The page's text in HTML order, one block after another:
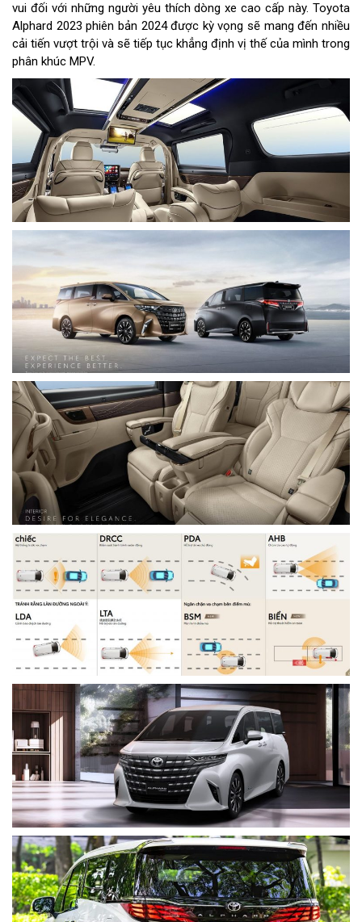
vui đối với những người yêu thích dòng xe cao cấp này. Toyota
Alphard 2023 phiên bản 2024 được kỳ vọng sẽ mang đến nhiều
cải tiến vượt trội và sẽ tiếp tục khẳng định vị thế của mình trong
phân khúc MPV.